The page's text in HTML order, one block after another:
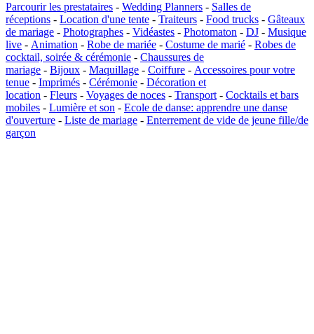
Parcourir les prestataires - Wedding Planners - Salles de
réceptions - Location d'une tente - Traiteurs - Food trucks - Gâteaux
de mariage - Photographes - Vidéastes - Photomaton - DJ - Musique
live - Animation - Robe de mariée - Costume de marié - Robes de
cocktail, soirée & cérémonie - Chaussures de
mariage - Bijoux - Maquillage - Coiffure - Accessoires pour votre
tenue - Imprimés - Cérémonie - Décoration et
location - Fleurs - Voyages de noces - Transport - Cocktails et bars
mobiles - Lumière et son - Ecole de danse: apprendre une danse
d'ouverture - Liste de mariage - Enterrement de vide de jeune fille/de
garçon